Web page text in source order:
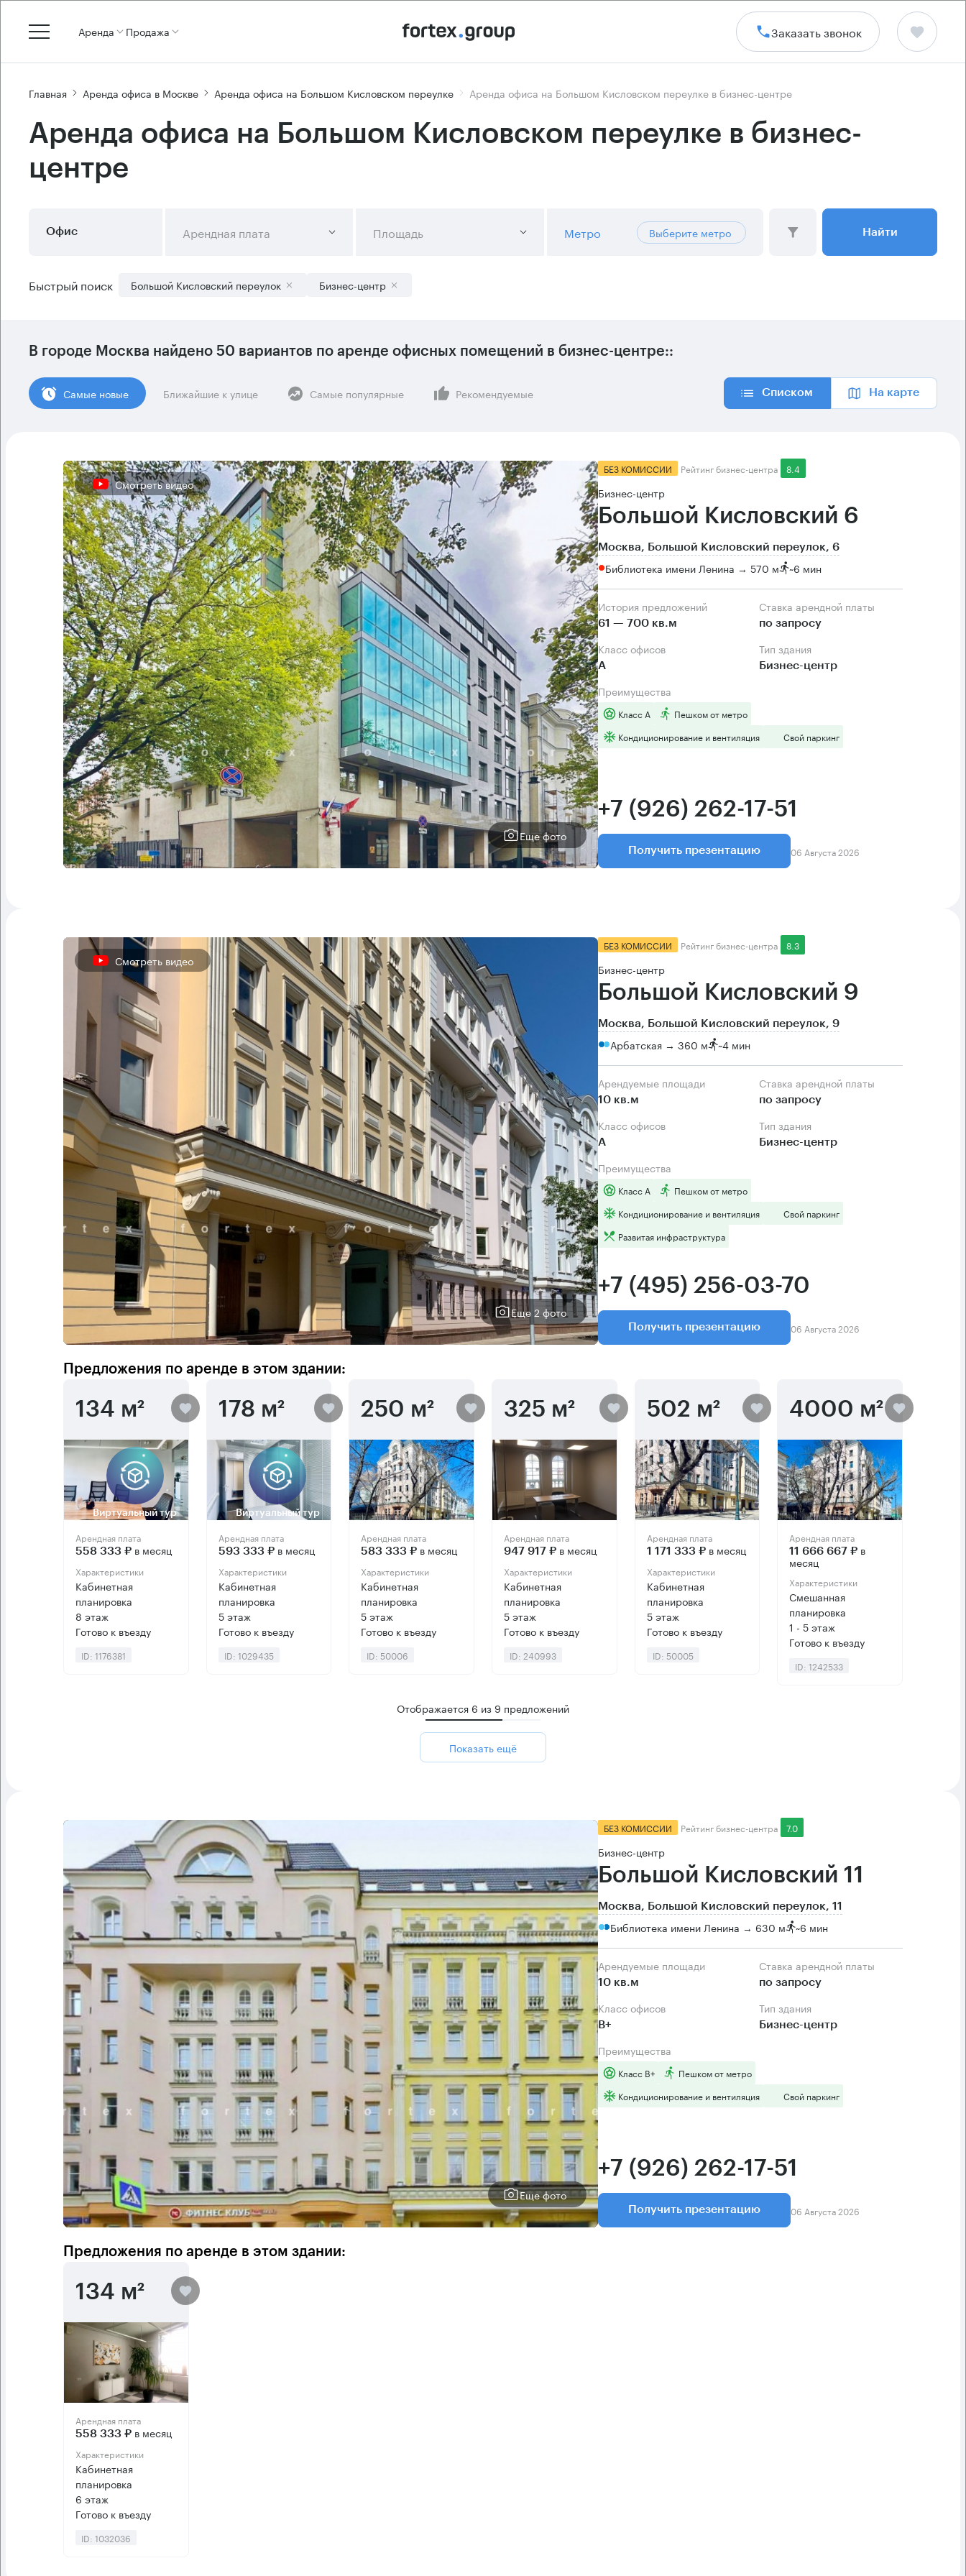
Аренда Продажа Заказать звонок
Главная Аренда офиса в Москве Аренда офиса на Большом Кисловском переулке Аренда офиса на Большом Кисловском переулке в бизнес-центре
Аренда офиса на Большом Кисловском переулке в бизнес-
центре
Офис Арендная плата Площадь Метро Выберите метро Найти
Быстрый поиск Большой Кисловский переулок Бизнес-центр
В городе Москва найдено 50 вариантов по аренде офисных помещений в бизнес-центре::
Cамые новые Ближайшие к улице Самые популярные Рекомендуемые Списком На карте
Смотреть видео
Еще фото
БЕЗ КОМИССИИ Рейтинг бизнес-центра 8.4
Бизнес-центр
Большой Кисловский 6
Москва, Большой Кисловский переулок, 6
Библиотека имени Ленина → 570 м ~6 мин
История предложений
61 — 700 кв.м
Ставка арендной платы
по запросу
Класс офисов
А
Тип здания
Бизнес-центр
Преимущества
Класс А
Пешком от метро
Кондиционирование и вентиляция
Свой паркинг
+7 (926) 262-17-51
Получить презентацию 06 Августа 2026
Смотреть видео
Еще 2 фото
БЕЗ КОМИССИИ Рейтинг бизнес-центра 8.3
Бизнес-центр
Большой Кисловский 9
Москва, Большой Кисловский переулок, 9
Арбатская → 360 м ~4 мин
Арендуемые площади
10 кв.м
Ставка арендной платы
по запросу
Класс офисов
А
Тип здания
Бизнес-центр
Преимущества
Класс А
Пешком от метро
Кондиционирование и вентиляция
Свой паркинг
Развитая инфраструктура
+7 (495) 256-03-70
Получить презентацию 06 Августа 2026
Предложения по аренде в этом здании:
134 м²
Виртуальный тур
Арендная плата
558 333 ₽ в месяц
Характеристики
Кабинетная
планировка
8 этаж
Готово к въезду
ID: 1176381
178 м²
Виртуальный тур
Арендная плата
593 333 ₽в месяц
Характеристики
Кабинетная
планировка
5 этаж
Готово к въезду
ID: 1029435
250 м²
Арендная плата
583 333 ₽ в месяц
Характеристики
Кабинетная
планировка
5 этаж
Готово к въезду
ID: 50006
325 м²
Арендная плата
947 917 ₽в месяц
Характеристики
Кабинетная
планировка
5 этаж
Готово к въезду
ID: 240993
502 м²
Арендная плата
1 171 333 ₽в месяц
Характеристики
Кабинетная
планировка
5 этаж
Готово к въезду
ID: 50005
4000 м²
Арендная плата
11 666 667 ₽ в
месяц
Характеристики
Смешанная
планировка
1 - 5 этаж
Готово к въезду
ID: 1242533
Отображается 6 из 9 предложений
Показать ещё
Еще фото
БЕЗ КОМИССИИ Рейтинг бизнес-центра 7.0
Бизнес-центр
Большой Кисловский 11
Москва, Большой Кисловский переулок, 11
Библиотека имени Ленина → 630 м ~6 мин
Арендуемые площади
10 кв.м
Ставка арендной платы
по запросу
Класс офисов
B+
Тип здания
Бизнес-центр
Преимущества
Класс B+
Пешком от метро
Кондиционирование и вентиляция
Свой паркинг
+7 (926) 262-17-51
Получить презентацию 06 Августа 2026
Предложения по аренде в этом здании:
134 м²
Арендная плата
558 333 ₽ в месяц
Характеристики
Кабинетная
планировка
6 этаж
Готово к въезду
ID: 1032036